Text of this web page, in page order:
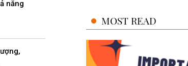
năng
MOST READ